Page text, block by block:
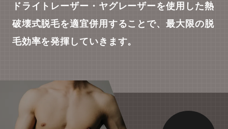
ドライトレーザー・ヤグレーザーを使用した熱
破壊式脱毛を適宜併用することで、最大限の脱
毛効率を発揮していきます。